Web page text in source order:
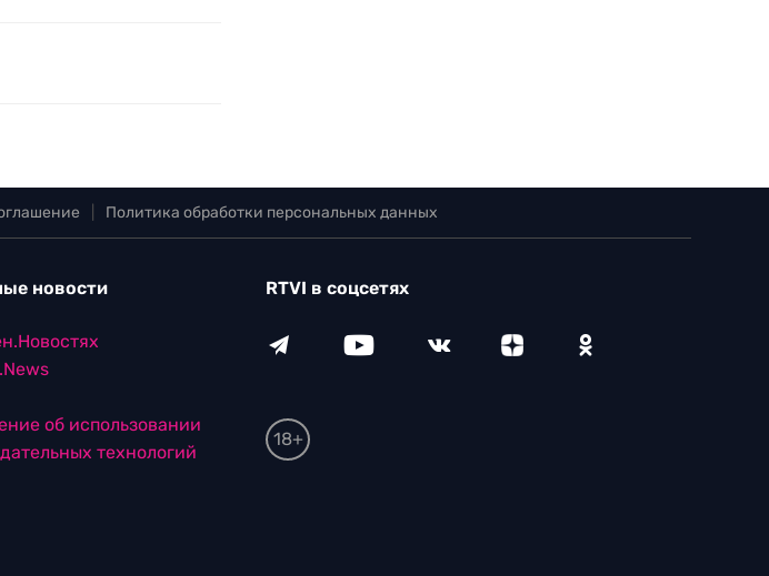
Политика обработки персональных данных
новости
об использовании
технологий
RTVI в соцсетях
18+